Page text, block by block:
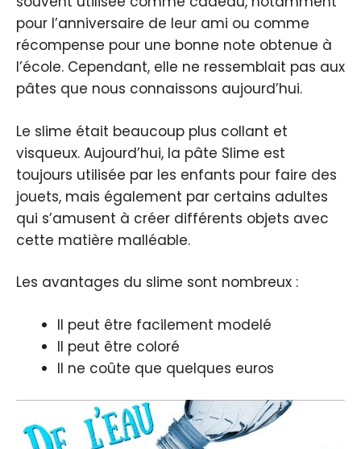
pour l’anniversaire de leur ami ou comme
récompense pour une bonne note obtenue à
l’école. Cependant, elle ne ressemblait pas aux
pâtes que nous connaissons aujourd’hui.
Le slime était beaucoup plus collant et
visqueux. Aujourd’hui, la pâte Slime est
toujours utilisée par les enfants pour faire des
jouets, mais également par certains adultes
qui s’amusent à créer différents objets avec
cette matière malléable.
Les avantages du slime sont nombreux :
Il peut être facilement modelé
Il peut être coloré
Il ne coûte que quelques euros